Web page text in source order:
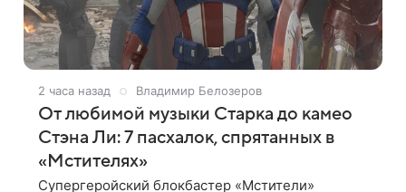
2 часа назад Владимир Белозеров
От любимой музыки Старка до камео
Стэна Ли: 7 пасхалок, спрятанных в
«Мстителях»
Супергеройский блокбастер «Мстители»